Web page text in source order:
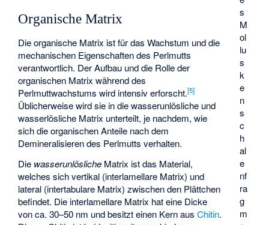
s
M
ol
lu
s
k
e
n
s
c
h
al
e
nf
ra
g
m
Organische Matrix
Die organische Matrix ist für das Wachstum und die
mechanischen Eigenschaften des Perlmutts
verantwortlich. Der Aufbau und die Rolle der
organischen Matrix während des
Perlmuttwachstums wird intensiv erforscht.[5]
Üblicherweise wird sie in die wasserunlösliche und
wasserlösliche Matrix unterteilt, je nachdem, wie
sich die organischen Anteile nach dem
Demineralisieren des Perlmutts verhalten.
Die wasserunlösliche Matrix ist das Material,
welches sich vertikal (interlamellare Matrix) und
lateral (intertabulare Matrix) zwischen den Plättchen
befindet. Die interlamellare Matrix hat eine Dicke
von ca. 30–50 nm und besitzt einen Kern ausChitin.